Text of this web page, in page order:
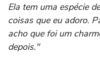
Ela tem uma espécie
coisas que eu adoro.
acho que foi um
depois."